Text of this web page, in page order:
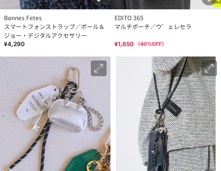
Bonnes Fetes
スマートフォンストラップ／ポール＆
ジョー・デジタルアクセサリー
¥4,290
EDITO 365
マルチポーチ／ウ゛ェレセラ
¥1,650 （40%OFF）